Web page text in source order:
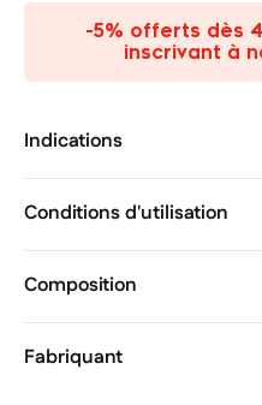
-5% offerts dès
inscrivant à
Indications
Conditions d'utilisation
Composition
Fabriquant
Créer une nouvelle liste